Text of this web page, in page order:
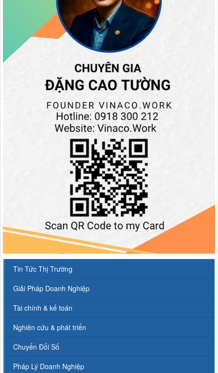
Tin Tức Thị Trường
Giải Pháp Doanh Nghiệp
Tài chính & kế toán
Nghiên cứu & phát triển
Chuyển Đổi Số
Pháp Lý Doanh Nghiệp